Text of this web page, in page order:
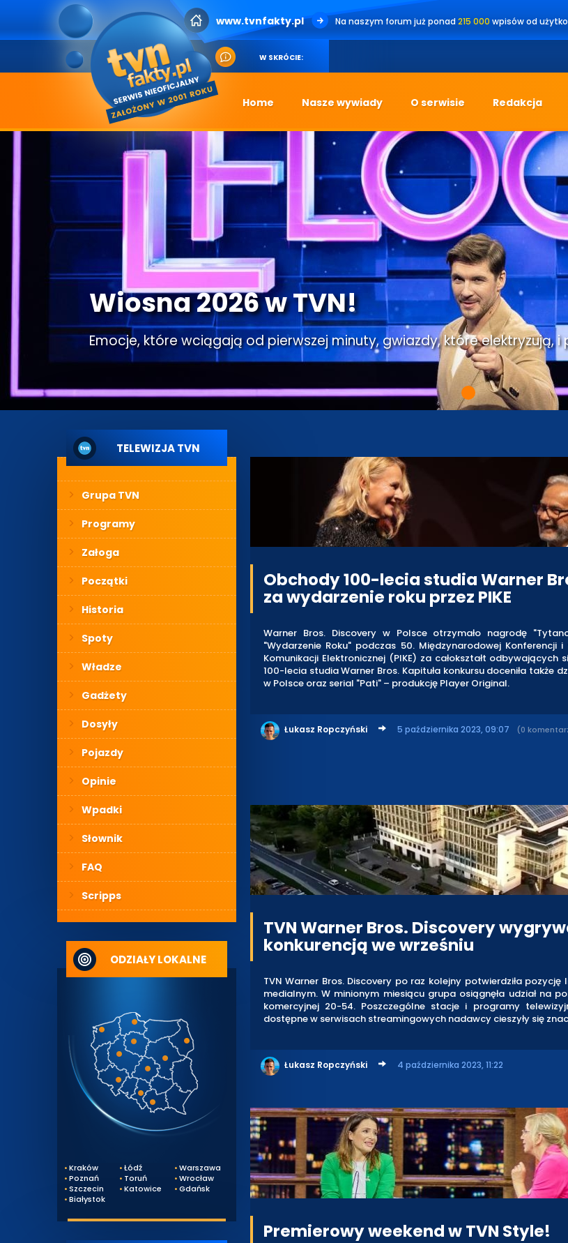
www.tvnfakty.pl Na naszym forum już ponad 215 000 wpisów od
W SKRÓCIE:
Home Nasze wywiady O serwisie Redakcja
Wiosna 2026 w TVN!
Emocje, które wciągają od pierwszej minuty, gwiazdy, które elektryzują, i
TELEWIZJA TVN
Grupa TVN
Programy
Załoga
Początki
Historia
Spoty
Władze
Gadżety
Dosyły
Pojazdy
Opinie
Wpadki
Słownik
FAQ
Scripps
ODZIAŁY LOKALNE
Kraków Łódź
Warszawa
Poznań
Toruń
Wrocław
Szczecin
Katowice
Gdańsk
Białystok
Obchody 100-lecia studia Warner
za wydarzenie roku przez PIKE
Warner Bros. Discovery w Polsce otrzymało nagrodę
"Wydarzenie Roku" podczas 50. Międzynarodowej Konferencji
Komunikacji Elektronicznej (PIKE) za całokształt odbywających
100-lecia studia Warner Bros. Kapituła konkursu doceniła także
w Polsce oraz serial "Pati" – produkcję Player Original.
Łukasz Ropczyński 5 października 2023, 09:07 (0
TVN Warner Bros. Discovery
konkurencją we wrześniu
TVN Warner Bros. Discovery po raz kolejny potwierdziła
medialnym. W minionym miesiącu grupa osiągnęła udział na
komercyjnej 20-54. Poszczególne stacje i programy
dostępne w serwisach streamingowych nadawcy cieszyły się
Łukasz Ropczyński 4 października 2023, 11:22
Premierowy weekend w TVN Style!